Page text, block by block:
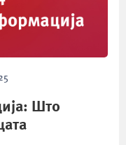
Што